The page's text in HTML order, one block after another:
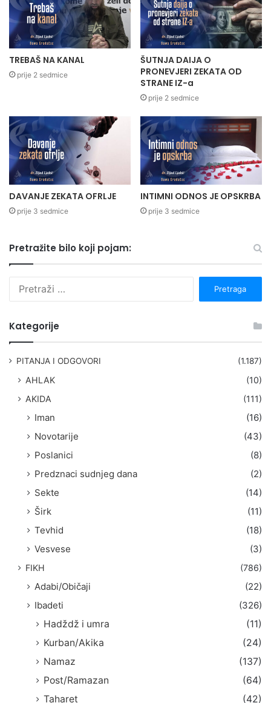
TREBAŠ NA KANAL
prije 2 sedmice
ŠUTNJA DAIJA O
PRONEVJERI ZEKATA OD
STRANE IZ-a
prije 2 sedmice
DAVANJE ZEKATA OFRLJE
prije 3 sedmice
INTIMNI ODNOS JE OPSKRBA
prije 3 sedmice
Pretražite bilo koji pojam:
Kategorije
PITANJA I ODGOVORI (1.187)
AHLAK
(10)
AKIDA
(111)
Iman
(16)
Novotarije
(43)
Poslanici
(8)
Predznaci sudnjeg dana
(2)
Sekte
(14)
Širk
(11)
Tevhid
(18)
Vesvese
(3)
FIKH (786)
Adabi/Običaji
(22)
Ibadeti
(326)
Hadždž i umra
(11)
Kurban/Akika
(24)
Namaz
(137)
Post/Ramazan
(64)
Taharet
(42)